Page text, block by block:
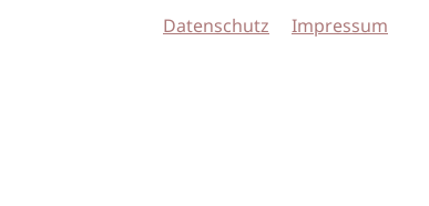
Datenschutz Impressum